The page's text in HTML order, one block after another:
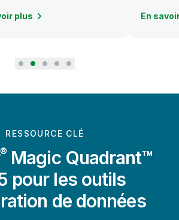
plus En
RESSOURCE CLÉ
® Magic Quadrant™
pour les outils
de données